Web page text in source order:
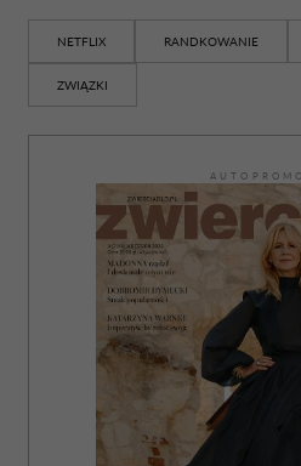
NETFLIX RANDKOWANIE
ZWIĄZKI